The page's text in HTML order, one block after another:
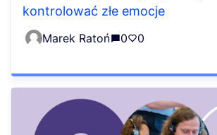
kontrolować złe emocje
Marek Ratoń 0 0